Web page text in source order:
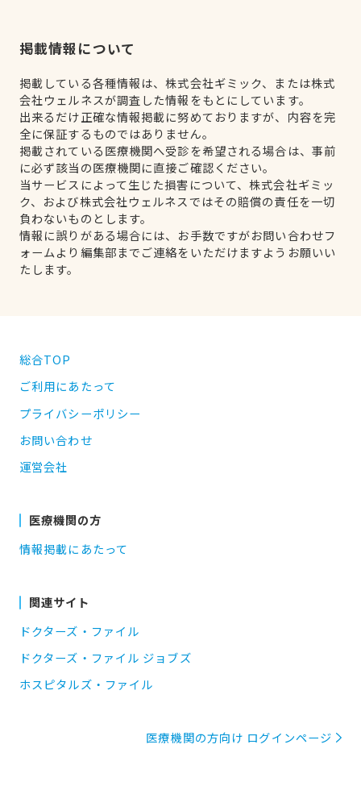
掲載情報について
掲載している各種情報は、株式会社ギミック、または株式
会社ウェルネスが調査した情報をもとにしています。
出来るだけ正確な情報掲載に努めておりますが、内容を完
全に保証するものではありません。
掲載されている医療機関へ受診を希望される場合は、事前
に必ず該当の医療機関に直接ご確認ください。
当サービスによって生じた損害について、株式会社ギミッ
ク、および株式会社ウェルネスではその賠償の責任を一切
負わないものとします。
情報に誤りがある場合には、お手数ですがお問い合わせフ
ォームより編集部までご連絡をいただけますようお願いい
たします。
総合TOP
ご利用にあたって
プライバシーポリシー
お問い合わせ
運営会社
医療機関の方
情報掲載にあたって
関連サイト
ドクターズ・ファイル
ドクターズ・ファイル ジョブズ
ホスピタルズ・ファイル
医療機関の方向け ログインページ